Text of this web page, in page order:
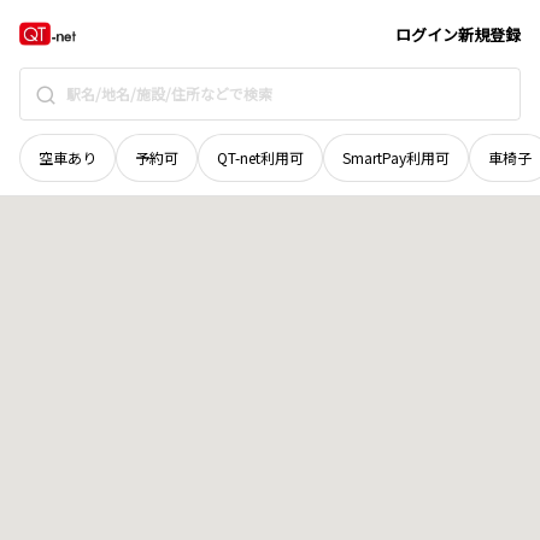
ログイン新規登録
空車あり 予約可 QT-net利用可 SmartPay利用可 車椅子
山口県